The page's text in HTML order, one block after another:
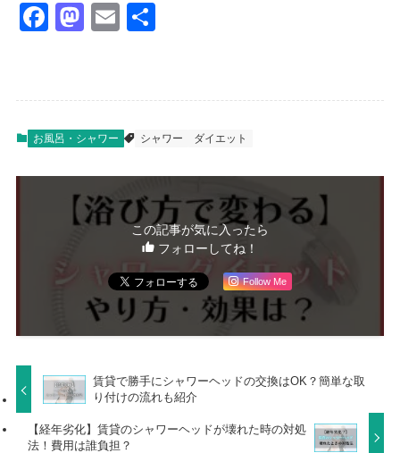
F
e
b
M
o
d
n
E
お風呂・シャワー シャワー ダイエット
この記事が気に入ったら
フォローしてね！
Follow Me
賃貸で勝手にシャワーヘッドの交換はOK？簡単な取
り付けの流れも紹介
【経年劣化】賃貸のシャワーヘッドが壊れた時の対処
法！費用は誰負担？